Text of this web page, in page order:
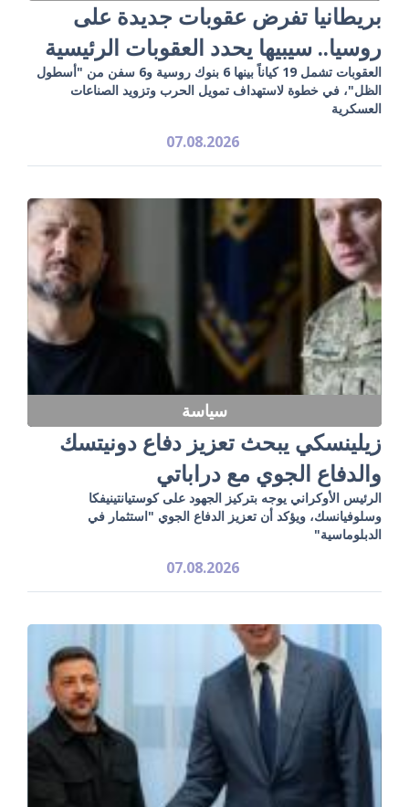
بريطانيا تفرض عقوبات جديدة على
روسيا.. سيبيها يحدد العقوبات الرئيسية
العقوبات تشمل 19 كياناً بينها 6 بنوك روسية و6 سفن من "أسطول
الظل"، في خطوة لاستهداف تمويل الحرب وتزويد الصناعات
العسكرية
07.08.2026
سياسة
زيلينسكي يبحث تعزيز دفاع دونيتسك
والدفاع الجوي مع دراباتي
الرئيس الأوكراني يوجه بتركيز الجهود على كوستيانتينيفكا
وسلوفيانسك، ويؤكد أن تعزيز الدفاع الجوي "استثمار في
الدبلوماسية"
07.08.2026